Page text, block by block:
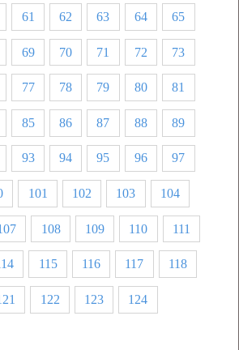
61 62 63 64 65
69 70 71 72 73
77 78 79 80 81
85 86 87 88 89
93 94 95 96 97
101 102 103 104
108 109 110 111
115 116 117 118
122 123 124